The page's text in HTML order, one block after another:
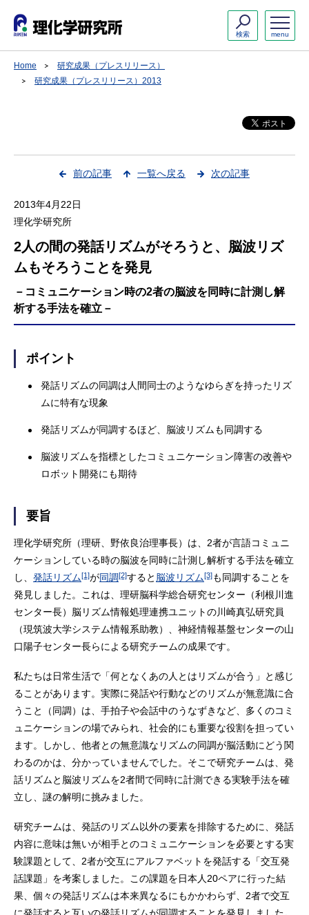
menu
検索
Home
研究成果（プレスリリース）
研究成果（プレスリリース）2013
前の記事 一覧へ戻る 次の記事
2013年4月22日
理化学研究所
2人の間の発話リズムがそろうと、脳波リズ
ムもそろうことを発見
－コミュニケーション時の2者の脳波を同時に計測し解
析する手法を確立－
ポイント
発話リズムの同調は人間同士のようなゆらぎを持ったリズ
ムに特有な現象
発話リズムが同調するほど、脳波リズムも同調する
脳波リズムを指標としたコミュニケーション障害の改善や
ロボット開発にも期待
要旨
理化学研究所（理研、野依良治理事長）は、2者が言語コミュニ
ケーションしている時の脳波を同時に計測し解析する手法を確立
し、 発話リズム[1]が同調[2]すると 脳波リズム[3]も同調することを
発見しました。これは、理研脳科学総合研究センター（利根川進
センター長）脳リズム情報処理連携ユニットの川崎真弘研究員
（現筑波大学システム情報系助教）、神経情報基盤センターの山
口陽子センター長らによる研究チームの成果です。
私たちは日常生活で「何となくあの人とはリズムが合う」と感じ
ることがあります。実際に発話や行動などのリズムが無意識に合
うこと（同調）は、手拍子や会話中のうなずきなど、多くのコミ
ュニケーションの場でみられ、社会的にも重要な役割を担ってい
ます。しかし、他者との無意識なリズムの同調が脳活動にどう関
わるのかは、分かっていませんでした。そこで研究チームは、発
話リズムと脳波リズムを2者間で同時に計測できる実験手法を確
立し、謎の解明に挑みました。
研究チームは、発話のリズム以外の要素を排除するために、発話
内容に意味は無いが相手とのコミュニケーションを必要とする実
験課題として、2者が交互にアルファベットを発話する「交互発
話課題」を考案しました。この課題を日本人20ペアに行った結
果、個々の発話リズムは本来異なるにもかかわらず、2者で交互